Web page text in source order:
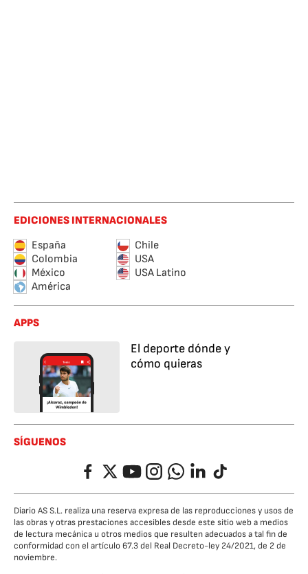
EDICIONES INTERNACIONALES
España
Chile
Colombia
USA
México
USA Latino
América
APPS
El deporte dónde y
cómo quieras
SÍGUENOS
FacebookTwitterYouTubeInstagramWhatsappLinkedIn
TikTok
Diario AS S.L. realiza una reserva expresa de las reproducciones y usos de
las obras y otras prestaciones accesibles desde este sitio web a medios
de lectura mecánica u otros medios que resulten adecuados a tal fin de
conformidad con el artículo 67.3 del Real Decreto-ley 24/2021, de 2 de
noviembre.